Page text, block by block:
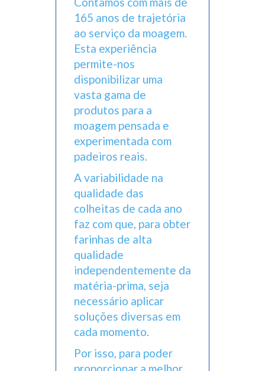
165 anos de trajetória
ao serviço da moagem.
Esta experiência
permite-nos
disponibilizar uma
vasta gama de
produtos para a
moagem pensada e
experimentada com
padeiros reais.
A variabilidade na
qualidade das
colheitas de cada ano
faz com que, para obter
farinhas de alta
qualidade
independentemente da
matéria-prima, seja
necessário aplicar
soluções diversas em
cada momento.
Por isso, para poder